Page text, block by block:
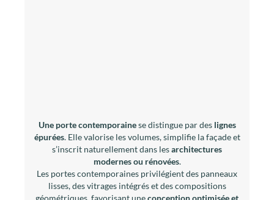
Une porte contemporainese distingue par des lignes
épurées. Elle valorise les volumes, simplifie la façade et
s’inscrit naturellement dans lesarchitectures
modernes ou rénovées.
Les portes contemporaines privilégient des panneaux
lisses, des vitrages intégrés et des compositions
géométriques, favorisant uneconception optimisée et